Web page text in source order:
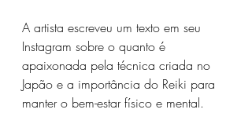
A artista escreveu um texto em seu
Instagram sobre o quanto é
apaixonada pela técnica criada no
Japão e a importância do Reiki para
manter o bem-estar físico e mental.